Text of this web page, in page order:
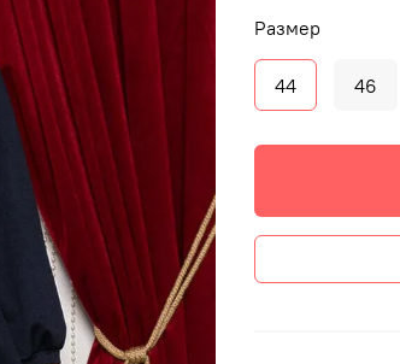
Размер
44 46